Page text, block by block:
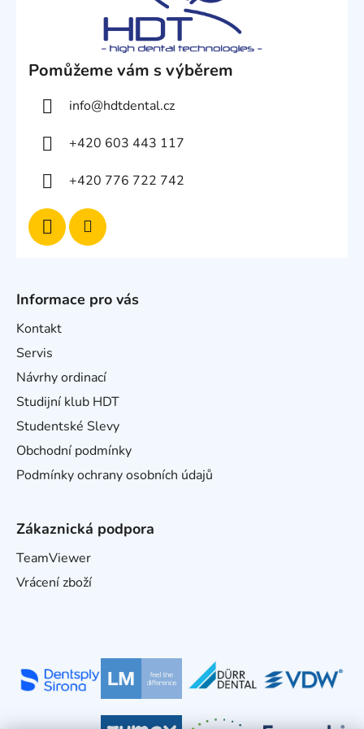
Pomůžeme vám s výběrem
info@hdtdental.cz
+420 603 443 117
+420 776 722 742
Informace pro vás
Kontakt
Servis
Návrhy ordinací
Studijní klub HDT
Studentské Slevy
Obchodní podmínky
Podmínky ochrany osobních údajů
Zákaznická podpora
TeamViewer
Vrácení zboží